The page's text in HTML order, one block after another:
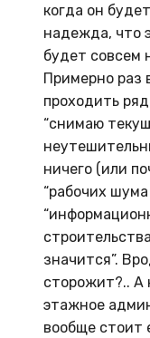
когда он
надежда, что
будет совсем
Примерно раз
проходить
“снимаю
ничего (или
“рабочих
значится”.
сторожит?.. А
этажное
вообще стоит